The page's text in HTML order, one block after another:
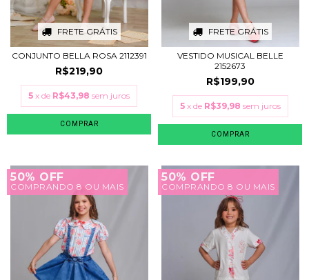
FRETE GRÁTIS
CONJUNTO BELLA ROSA 2112391
R$219,90
5 x de R$43,98 sem juros
COMPRAR
FRETE GRÁTIS
VESTIDO MUSICAL BELLE
2152673
R$199,90
5 x de R$39,98 sem juros
COMPRAR
50% OFF
COMPRANDO 8 OU MAIS
50% OFF
COMPRANDO 8 OU MAIS